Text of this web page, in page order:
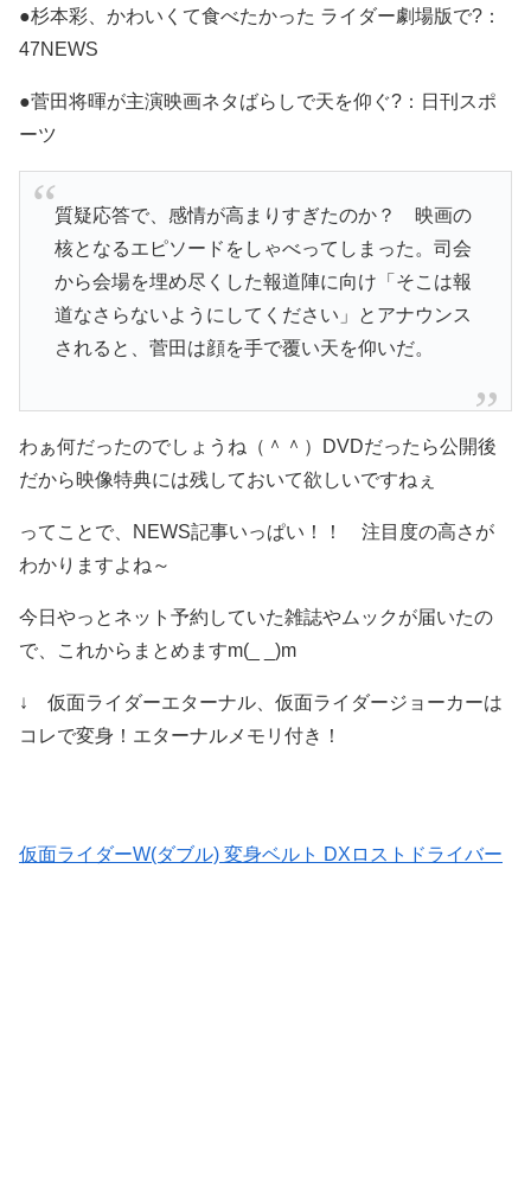
●杉本彩、かわいくて食べたかった ライダー劇場版で?：
47NEWS
●菅田将暉が主演映画ネタばらしで天を仰ぐ?：日刊スポ
ーツ
質疑応答で、感情が高まりすぎたのか？ 映画の
核となるエピソードをしゃべってしまった。司会
から会場を埋め尽くした報道陣に向け「そこは報
道なさらないようにしてください」とアナウンス
されると、菅田は顔を手で覆い天を仰いだ。
わぁ何だったのでしょうね（＾＾）DVDだったら公開後
だから映像特典には残しておいて欲しいですねぇ
ってことで、NEWS記事いっぱい！！ 注目度の高さが
わかりますよね～
今日やっとネット予約していた雑誌やムックが届いたの
で、これからまとめますm(_ _)m
↓ 仮面ライダーエターナル、仮面ライダージョーカーは
コレで変身！エターナルメモリ付き！
仮面ライダーW(ダブル) 変身ベルト DXロストドライバー